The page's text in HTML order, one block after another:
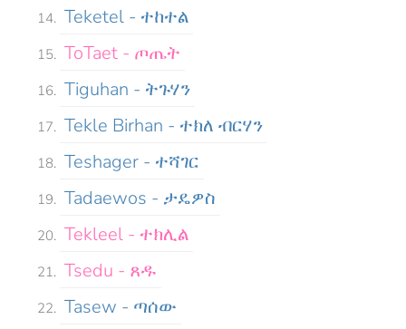
Teketel - ተከተል
ToTaet - ጦጤት
Tiguhan - ትጉሃን
Tekle Birhan - ተክለ ብርሃን
Teshager - ተሻገር
Tadaewos - ታዴዎስ
Tekleel - ተክሊል
Tsedu - ጸዱ
Tasew - ጣሰው